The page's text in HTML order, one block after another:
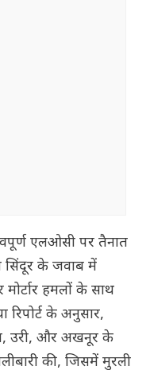
एलओसी पर तैनात
के जवाब में
हमलों के साथ
रिपोर्ट के अनुसार,
उरी, और अखनूर के
की, जिसमें मुरली